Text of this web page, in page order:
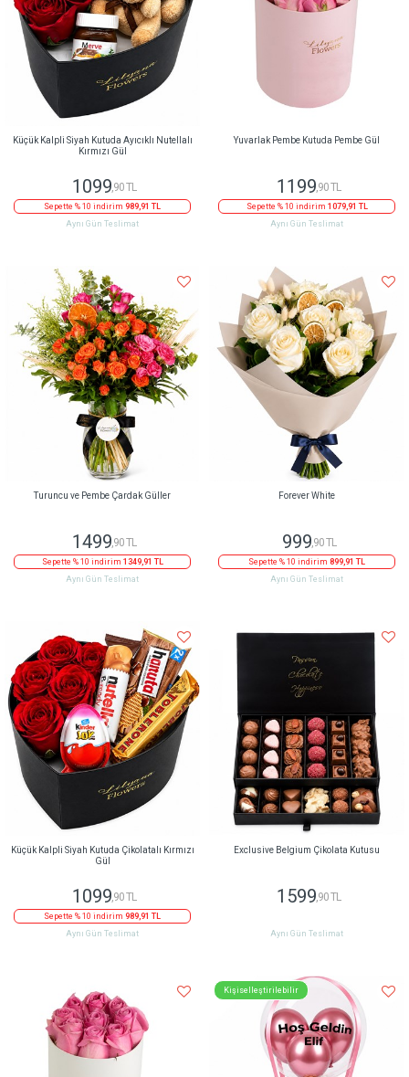
Küçük Kalpli Siyah Kutuda Ayıcıklı Nutellalı
Kırmızı Gül
1099,90 TL
Sepette % 10 indirim 989,91 TL
Aynı Gün Teslimat
Yuvarlak Pembe Kutuda Pembe Gül
1199,90 TL
Sepette % 10 indirim 1079,91 TL
Aynı Gün Teslimat
Turuncu ve Pembe Çardak Güller
1499 ,90 TL
Sepette % 10 indirim 1349,91 TL
Aynı Gün Teslimat
Forever White
999,90 TL
Sepette % 10 indirim 899,91 TL
Aynı Gün Teslimat
Küçük Kalpli Siyah Kutuda Çikolatalı Kırmızı
Gül
1099,90 TL
Sepette % 10 indirim 989,91 TL
Aynı Gün Teslimat
Exclusive Belgium Çikolata Kutusu
1599,90 TL
Aynı Gün Teslimat
Kişiselleştirilebilir